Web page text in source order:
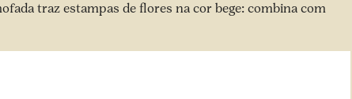
traz estampas de flores na cor bege: combina com